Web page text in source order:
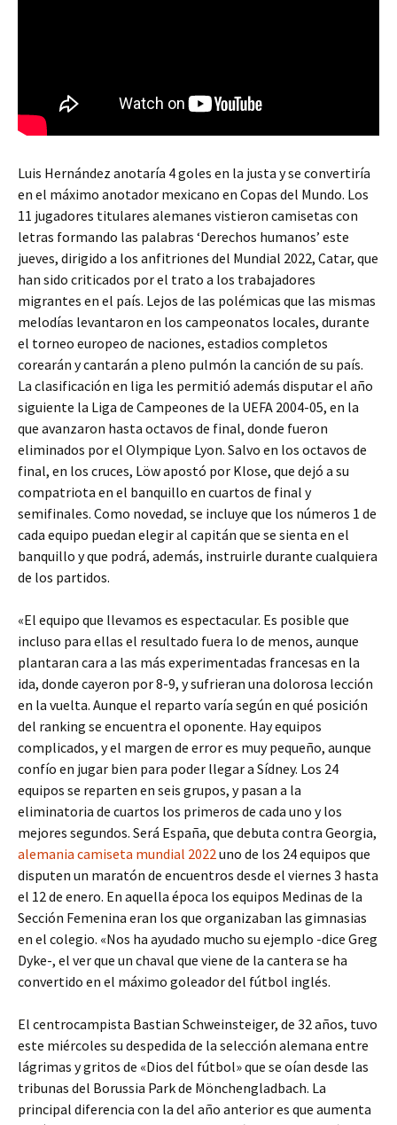
Luis Hernández anotaría 4 goles en la justa y se convertiría
en el máximo anotador mexicano en Copas del Mundo. Los
11 jugadores titulares alemanes vistieron camisetas con
letras formando las palabras ‘Derechos humanos’ este
jueves, dirigido a los anfitriones del Mundial 2022, Catar, que
han sido criticados por el trato a los trabajadores
migrantes en el país. Lejos de las polémicas que las mismas
melodías levantaron en los campeonatos locales, durante
el torneo europeo de naciones, estadios completos
corearán y cantarán a pleno pulmón la canción de su país.
La clasificación en liga les permitió además disputar el año
siguiente la Liga de Campeones de la UEFA 2004-05, en la
que avanzaron hasta octavos de final, donde fueron
eliminados por el Olympique Lyon. Salvo en los octavos de
final, en los cruces, Löw apostó por Klose, que dejó a su
compatriota en el banquillo en cuartos de final y
semifinales. Como novedad, se incluye que los números 1 de
cada equipo puedan elegir al capitán que se sienta en el
banquillo y que podrá, además, instruirle durante cualquiera
de los partidos.
«El equipo que llevamos es espectacular. Es posible que
incluso para ellas el resultado fuera lo de menos, aunque
plantaran cara a las más experimentadas francesas en la
ida, donde cayeron por 8-9, y sufrieran una dolorosa lección
en la vuelta. Aunque el reparto varía según en qué posición
del ranking se encuentra el oponente. Hay equipos
complicados, y el margen de error es muy pequeño, aunque
confío en jugar bien para poder llegar a Sídney. Los 24
equipos se reparten en seis grupos, y pasan a la
eliminatoria de cuartos los primeros de cada uno y los
mejores segundos. Será España, que debuta contra Georgia,
alemania camiseta mundial 2022uno de los 24 equipos que
disputen un maratón de encuentros desde el viernes 3 hasta
el 12 de enero. En aquella época los equipos Medinas de la
Sección Femenina eran los que organizaban las gimnasias
en el colegio. «Nos ha ayudado mucho su ejemplo -dice Greg
Dyke-, el ver que un chaval que viene de la cantera se ha
convertido en el máximo goleador del fútbol inglés.
El centrocampista Bastian Schweinsteiger, de 32 años, tuvo
este miércoles su despedida de la selección alemana entre
lágrimas y gritos de «Dios del fútbol» que se oían desde las
tribunas del Borussia Park de Mönchengladbach. La
principal diferencia con la del año anterior es que aumenta